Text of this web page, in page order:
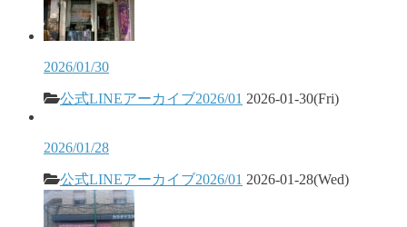
2026/01/30
公式LINEアーカイブ2026/01 2026-01-30(Fri)
2026/01/28
公式LINEアーカイブ2026/01 2026-01-28(Wed)